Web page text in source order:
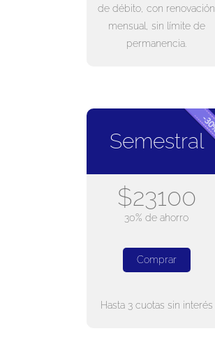
de débito, con renovación
mensual, sin límite de
permanencia.
Semestral
$23100
30% de ahorro
Comprar
Hasta 3 cuotas sin interés